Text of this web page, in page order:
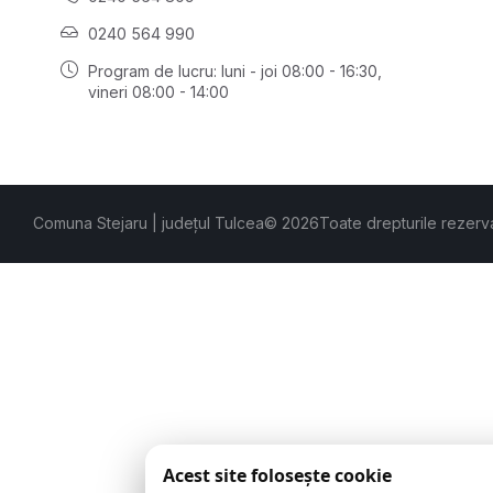
0240 564 990
Program de lucru: luni - joi 08:00 - 16:30,
vineri 08:00 - 14:00
Comuna Stejaru | județul Tulcea© 2026Toate drepturile
Acest site folosește cookie